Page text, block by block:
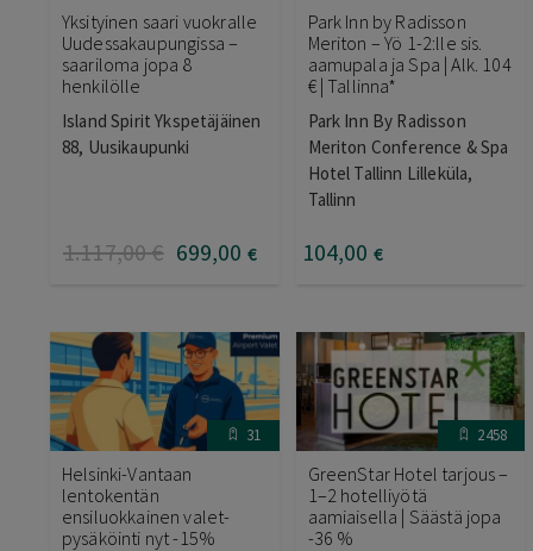
Yksityinen saari vuokralle
Uudessakaupungissa –
saariloma jopa 8
henkilölle
Island Spirit Ykspetäjäinen
88, Uusikaupunki
1.117,00€ 699,00 €
Park Inn by Radisson
Meriton – Yö 1-2:lle sis.
aamupala ja Spa | Alk. 104
€ | Tallinna*
Park Inn By Radisson
Meriton Conference & Spa
Hotel Tallinn Lilleküla,
Tallinn
104,00 €
31
Helsinki-Vantaan
lentokentän
ensiluokkainen valet-
pysäköinti nyt -15%
2458
GreenStar Hotel tarjous –
1–2 hotelliyötä
aamiaisella | Säästä jopa
-36 %